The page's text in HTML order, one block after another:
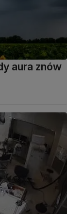
aura znów